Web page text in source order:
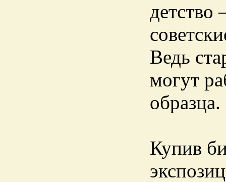
детство
Ведь
могут
образца.
Купив